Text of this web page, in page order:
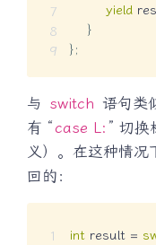
yield
}
};
与 switch 语句类
有 “case L: ” 切换
义）。在这种情况
回的：
int result =